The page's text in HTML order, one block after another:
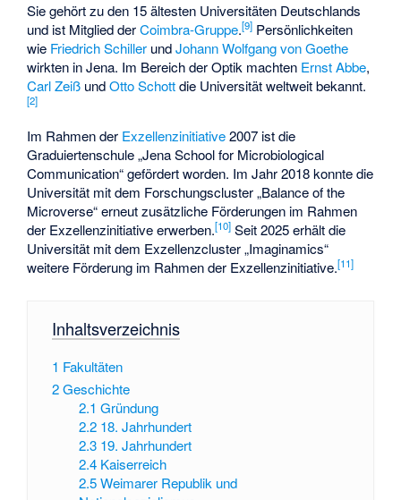
Sie gehört zu den 15 ältesten Universitäten Deutschlands
und ist Mitglied derCoimbra-Gruppe.[9] Persönlichkeiten
wie Friedrich Schiller undJohann Wolfgang von Goethe
wirkten in Jena. Im Bereich der Optik machten Ernst Abbe,
Carl Zeiß undOtto Schottdie Universität weltweit bekannt.
[2]
Im Rahmen der Exzellenzinitiative2007 ist die
Graduiertenschule „Jena School for Microbiological
Communication“ gefördert worden. Im Jahr 2018 konnte die
Universität mit dem Forschungscluster „Balance of the
Microverse“ erneut zusätzliche Förderungen im Rahmen
der Exzellenzinitiative erwerben.[10] Seit 2025 erhält die
Universität mit dem Exzellenzcluster „Imaginamics“
weitere Förderung im Rahmen der Exzellenzinitiative.[11]
Inhaltsverzeichnis
1 Fakultäten
2Geschichte
2.1 Gründung
2.2 18. Jahrhundert
2.3 19. Jahrhundert
2.4 Kaiserreich
2.5 Weimarer Republik und